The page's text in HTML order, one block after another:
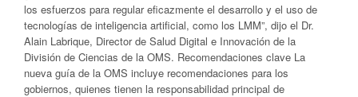
los esfuerzos para regular eficazmente el desarrollo y el uso de
tecnologías de inteligencia artificial, como los LMM”, dijo el Dr.
Alain Labrique, Director de Salud Digital e Innovación de la
División de Ciencias de la OMS. Recomendaciones clave La
nueva guía de la OMS incluye recomendaciones para los
gobiernos, quienes tienen la responsabilidad principal de